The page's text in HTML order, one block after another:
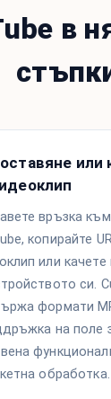
в
или
връзка
копирайте
или
си.
формати
на поле
обработка.